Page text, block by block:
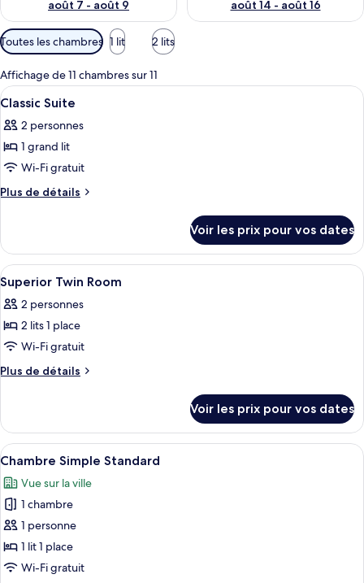
août 7 - août 9
août 14 - août 16
Filtres
disponibles
pour
les
chambres
Toutes les chambres 1 lit 2 lits
Affichage de 11 chambres sur 11
Afficher
toutes
les
photos
pour
ce
chambre :
Classic
Suite
Une chambre d’hôtel avec un grand
3
Classic Suite
2 personnes
1 grand lit
Wi-Fi gratuit
Plus de détails
Plus
le
type
de
chambre
Classic
Suite
Voir les prix pour vos dates
Afficher
toutes
les
photos
pour
ce
chambre :
Superior
Twin
Room
Une chambre d’hôtel avec deux lits,
3
Superior Twin Room
2 personnes
2 lits 1 place
Wi-Fi gratuit
Plus de détails
Plus
le
type
de
Superior
Twin
Room
Voir les prix pour vos dates
Afficher
toutes
les
photos
pour
ce
type
Une chambre d’hôtel avec un grand
5
Chambre Simple Standard
Vue sur la ville
1 chambre
1 personne
1 lit 1 place
Wi-Fi gratuit